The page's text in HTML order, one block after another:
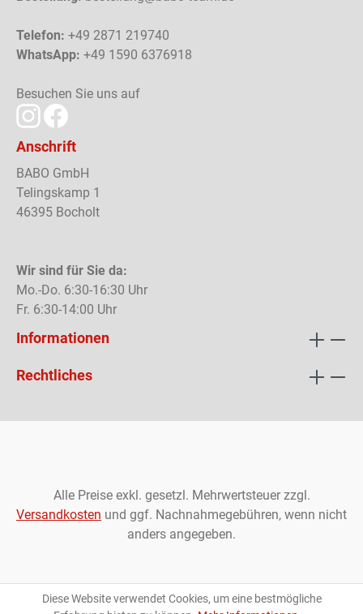
Telefon: +49 2871 219740
WhatsApp: +49 1590 6376918
Besuchen Sie uns auf
Anschrift
BABO GmbH
Telingskamp 1
46395 Bocholt
Wir sind für Sie da:
Mo.-Do. 6:30-16:30 Uhr
Fr. 6:30-14:00 Uhr
Informationen
Rechtliches
Alle Preise exkl. gesetzl. Mehrwertsteuer zzgl.
Versandkosten und ggf. Nachnahmegebühren, wenn nicht
anders angegeben.
Diese Website verwendet Cookies, um eine bestmögliche